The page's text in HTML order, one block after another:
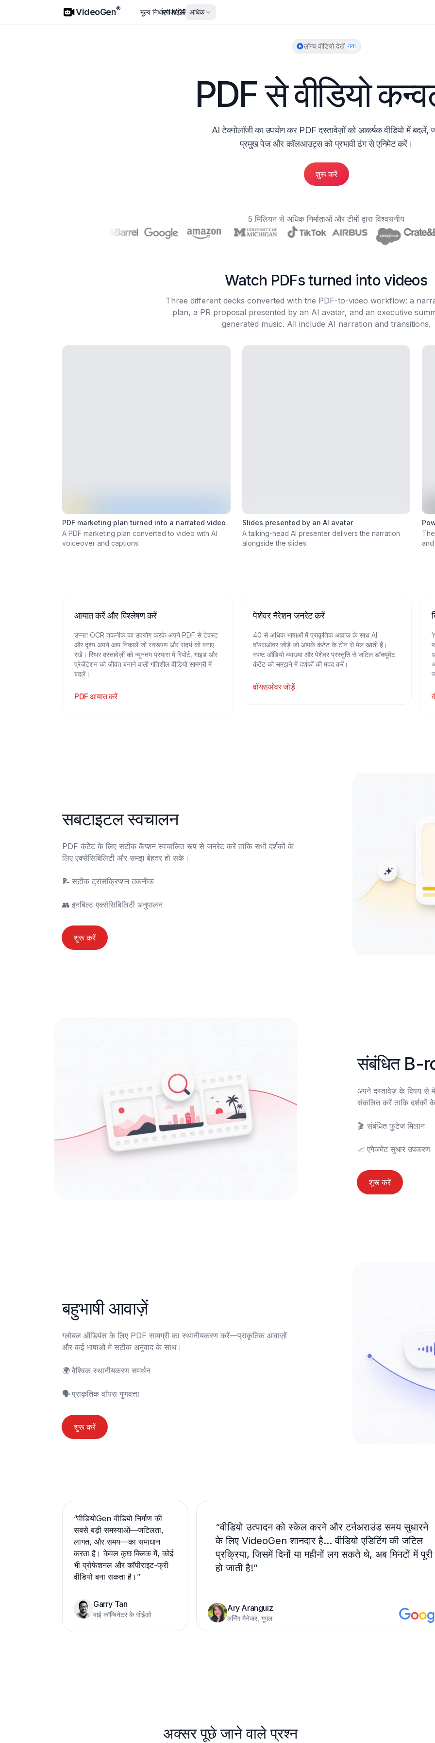
VideoGen
VideoGen® मूल्य निर्धारणएपीआईMCPसहयोगीअधिक
लॉन्च वीडियो देखें नया
PDF से वीडियो
AI टेक्नोलॉजी का उपयोग कर PDF दस्तावेज़ों को आकर्षक वीडियो में बदलें,
प्रमुख पेज और कॉलआउट्स को प्रभावी ढंग से एनिमेट करें।
शुरू करें
5 मिलियन से अधिक निर्माताओं और टीमों द्वारा विश्वसनीय
Watch PDFs turned into videos
Three different decks converted with the PDF-to-video workflow: a
plan, a PR proposal presented by an AI avatar, and an executive
generated music. All include AI narration and transitions.
PDF marketing plan turned into a narrated video
A PDF marketing plan converted to video with AI
voiceover and captions.
Slides presented by an AI avatar
A talking-head AI presenter delivers the narration
alongside the slides.
आयात करें और विश्लेषण करें
उन्नत OCR तकनीक का उपयोग करके अपने PDF से टेक्स्ट
और दृश्य अपने आप निकालें जो स्वरूपण और संदर्भ को बनाए
रखे। स्थिर दस्तावेज़ों को न्यूनतम प्रयास में रिपोर्ट, गाइड और
प्रेजेंटेशन को जीवंत बनाने वाली गतिशील वीडियो सामग्री में
बदलें।
PDF आयात करें
पेशेवर नैरेशन जनरेट करें
40 से अधिक भाषाओं में प्राकृतिक आवाज़ के साथ AI
वॉयसओवर जोड़ें जो आपके कंटेंट के टोन से मेल खाती हैं।
स्पष्ट ऑडियो व्याख्या और पेशेवर प्रस्तुति से जटिल डॉक्यूमेंट
कंटेंट को समझने में दर्शकों की मदद करें।
वॉयसओवर जोड़ें
सबटाइटल स्वचालन
PDF कंटेंट के लिए सटीक कैप्शन स्वचालित रूप से जनरेट करें ताकि सभी दर्शकों के
लिए एक्सेसिबिलिटी और समझ बेहतर हो सके।
📝	सटीक ट्रांसक्रिप्शन तकनीक
👥	इनबिल्ट एक्सेसिबिलिटी अनुपालन
शुरू करें
संबंधित B-
अपने दस्तावेज़ के विषय से
संकलित करें ताकि दर्शकों
🎬	संबंधित फुटेज मिलान
📈	एंगेजमेंट सुधार उपकरण
शुरू करें
बहुभाषी आवाज़ें
ग्लोबल ऑडियंस के लिए PDF सामग्री का स्थानीयकरण करें—प्राकृतिक आवाज़ों
और कई भाषाओं में सटीक अनुवाद के साथ।
🌍	वैश्विक स्थानीयकरण समर्थन
🗣️	प्राकृतिक वॉयस गुणवत्ता
शुरू करें
“वीडियो उत्पादन को स्केल करने और टर्नअराउंड समय सुधारने
के लिए VideoGen शानदार है... वीडियो एडिटिंग की जटिल
प्रक्रिया, जिसमें दिनों या महीनों लग सकते थे, अब मिनटों में पूरी
हो जाती है!”
Ary Aranguiz
लर्निंग मैनेजर, गूगल
“वीडियोGen वीडियो निर्माण की
सबसे बड़ी समस्याओं—जटिलता,
लागत, और समय—का समाधान
करता है। केवल कुछ क्लिक में, कोई
भी प्रोफेशनल और कॉपीराइट-फ्री
वीडियो बना सकता है। ”
Garry Tan
वाई कॉम्बिनेटर के सीईओ
अक्सर पूछे जाने वाले प्रश्न